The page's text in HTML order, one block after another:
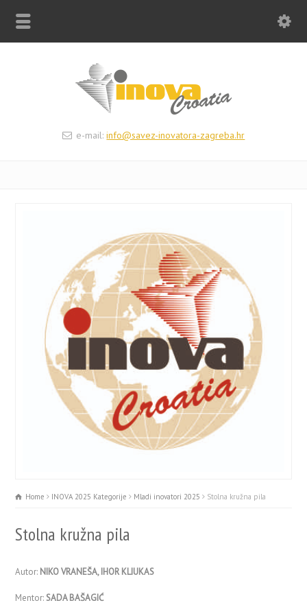
e-mail:info@savez-inovatora-zagreba.hr
Home INOVA 2025 Kategorije Mladi inovatori 2025 Stolna kružna pila
Stolna kružna pila
Autor: NIKO VRANEŠA, IHOR KLIUKAS
Mentor: SADA BAŠAGIĆ